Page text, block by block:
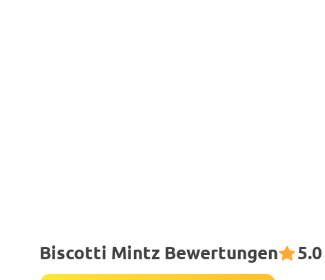
Biscotti Mintz Bewertungen 5.0